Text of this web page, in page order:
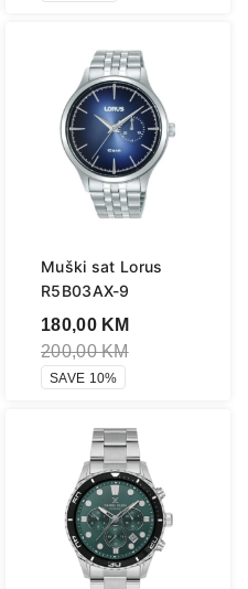
Muški sat Lorus
R5B03AX-9
180,00 KM
200,00KM
SAVE 10%